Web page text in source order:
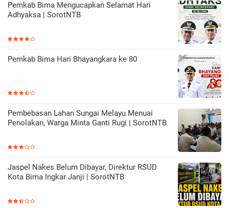
Pemkab Bima Mengucapkan Selamat Hari
Adhyaksa | SorotNTB
Pemkab Bima Hari Bhayangkara ke 80
Pembebasan Lahan Sungai Melayu Menuai
Penolakan, Warga Minta Ganti Rugi | SorotNTB
Jaspel Nakes Belum Dibayar, Direktur RSUD
Kota Bima Ingkar Janji | SorotNTB